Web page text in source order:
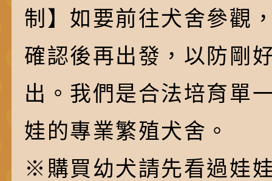
制】如要前往犬舍參觀
確認後再出發，以防剛
出。我們是合法培育單
娃的專業繁殖犬舍。
※購買幼犬請先看過娃